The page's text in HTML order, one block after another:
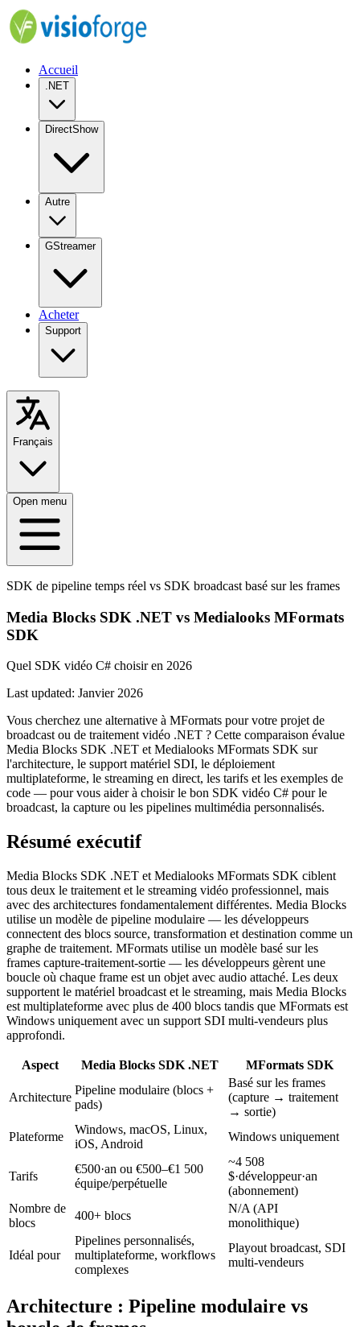
Accueil
.NET
DirectShow
Autre
GStreamer
Acheter
Support
Français
Open menu
SDK de pipeline temps réel vs SDK broadcast basé sur les frames
Media Blocks SDK .NET vs Medialooks MFormats
SDK
Quel SDK vidéo C# choisir en 2026
Last updated: Janvier 2026
Vous cherchez une alternative à MFormats pour votre projet de
broadcast ou de traitement vidéo .NET ? Cette comparaison évalue
Media Blocks SDK .NET et Medialooks MFormats SDK sur
l'architecture, le support matériel SDI, le déploiement
multiplateforme, le streaming en direct, les tarifs et les exemples de
code — pour vous aider à choisir le bon SDK vidéo C# pour le
broadcast, la capture ou les pipelines multimédia personnalisés.
Résumé exécutif
Media Blocks SDK .NET et Medialooks MFormats SDK ciblent
tous deux le traitement et le streaming vidéo professionnel, mais
avec des architectures fondamentalement différentes. Media Blocks
utilise un modèle de pipeline modulaire — les développeurs
connectent des blocs source, transformation et destination comme un
graphe de traitement. MFormats utilise un modèle basé sur les
frames capture-traitement-sortie — les développeurs gèrent une
boucle où chaque frame est un objet avec audio attaché. Les deux
supportent le matériel broadcast et le streaming, mais Media Blocks
est multiplateforme avec plus de 400 blocs tandis que MFormats est
Windows uniquement avec un support SDI multi-vendeurs plus
approfondi.
Aspect Media Blocks SDK .NET MFormats SDK
Architecture
Pipeline modulaire (blocs +
pads)
Basé sur les frames
(capture → traitement
→ sortie)
Plateforme
Windows, macOS, Linux,
iOS, Android
Windows uniquement
Tarifs
€500·an ou €500–€1 500
équipe/perpétuelle
~4 508
$·développeur·an
(abonnement)
Nombre de
blocs
400+ blocs
N/A (API
monolithique)
Idéal pour
Pipelines personnalisés,
multiplateforme, workflows
complexes
Playout broadcast, SDI
multi-vendeurs
Architecture : Pipeline modulaire vs